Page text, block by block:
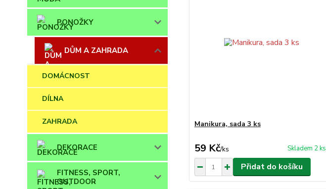
PONOŽKY
DŮM A ZAHRADA
DOMÁCNOST
DÍLNA
ZAHRADA
DEKORACE
FITNESS, SPORT,
OUTDOOR
Manikura, sada 3 ks
59 Kč/ks Skladem 2 ks
Přidat do košíku